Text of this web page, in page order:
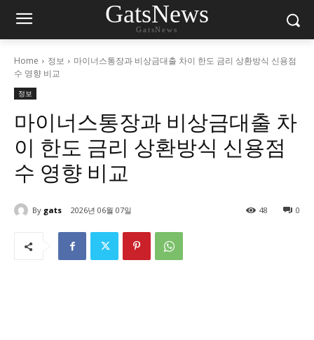
GatsNews
GatsNews
Home 정보
마이너스통장과 비상금대출 차이 한도 금리 상환방식 신용점
수 영향 비교
정보
마이너스통장과 비상금대출 차
이 한도 금리 상환방식 신용점
수 영향 비교
By gats 2026년 06월 07일 0
48